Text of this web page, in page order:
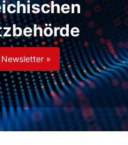
Newsletter »